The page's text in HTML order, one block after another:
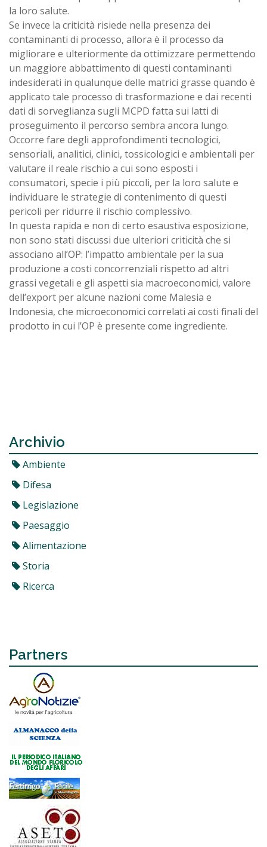
la loro salute.
Se invece la criticità risiede nella presenza dei
contaminanti di processo, allora è il processo da
migliorare e ulteriormente da ottimizzare permettendo
un maggiore abbattimento di questi contaminanti
indesiderati in qualunque delle matrici grasse quando è
applicato tale processo di trasformazione e dai recenti
dati di sorveglianza sugli MCPD fatta sui latti di
proseguimento il percorso sembra ancora lungo.
Occorre fare degli approfondimenti tecnologici,
sensoriali, analitici, clinici, tossicologici e ambientali per
valutare il reale rischio a cui sono esposti i
consumatori, specie i più piccoli, per la loro salute e
individuare le strategie di contenimento di questi
pericoli per ridurre il rischio complessivo.
In questa rapida e non di certo esaustiva esposizione,
non sono stati discussi due ulteriori criticità che si
associano all’OP: l’impatto ambientale per la sua
produzione a costi concorrenziali rispetto ad altri
grassi vegetali e gli aspetti sia macroeconomici, valore
dell’export per alcune nazioni come Malesia e
Indonesia, che microeconomici correlati ai costi finali del
prodotto in cui l’OP è presente come ingrediente.
Archivio
Ambiente
Difesa
Legislazione
Paesaggio
Alimentazione
Storia
Ricerca
Partners